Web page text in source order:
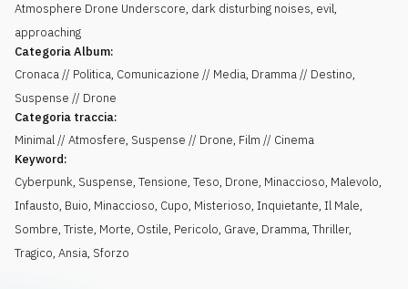
Atmosphere Drone Underscore, dark disturbing noises, evil,
approaching
Categoria Album:
Cronaca // Politica, Comunicazione // Media, Dramma // Destino,
Suspense // Drone
Categoria traccia:
Minimal // Atmosfere, Suspense // Drone, Film // Cinema
Keyword:
Cyberpunk, Suspense, Tensione, Teso, Drone, Minaccioso, Malevolo,
Infausto, Buio, Minaccioso, Cupo, Misterioso, Inquietante, Il Male,
Sombre, Triste, Morte, Ostile, Pericolo, Grave, Dramma, Thriller,
Tragico, Ansia, Sforzo